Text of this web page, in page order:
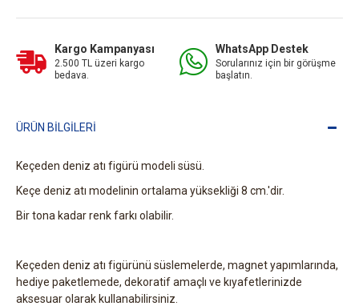
Kargo Kampanyası
2.500 TL üzeri kargo
bedava.
WhatsApp Destek
Sorularınız için bir görüşme
başlatın.
ÜRÜN BILGILERI
Keçeden deniz atı figürü modeli süsü.
Keçe deniz atı modelinin ortalama yüksekliği 8 cm.'dir.
Bir tona kadar renk farkı olabilir.
Keçeden deniz atı figürünü süslemelerde, magnet yapımlarında,
hediye paketlemede, dekoratif amaçlı ve kıyafetlerinizde
aksesuar olarak kullanabilirsiniz.